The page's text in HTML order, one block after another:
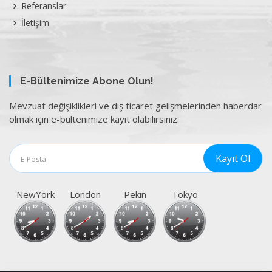
Referanslar
İletişim
E-Bültenimize Abone Olun!
Mevzuat değişiklikleri ve dış ticaret gelişmelerinden haberdar
olmak için e-bültenimize kayıt olabilirsiniz.
NewYork London Pekin Tokyo